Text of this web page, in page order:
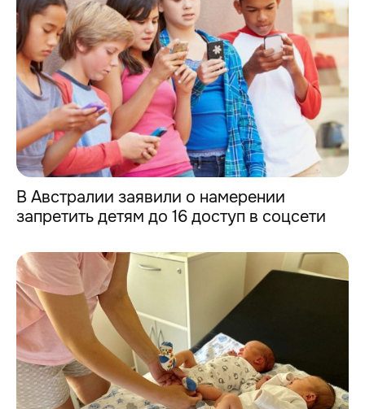
В Австралии заявили о намерении
запретить детям до 16 доступ в соцсети